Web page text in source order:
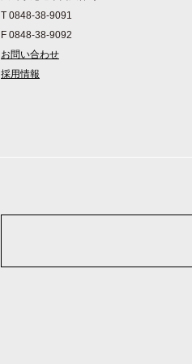
T 0848-38-9091
F 0848-38-9092
お問い合わせ
採用情報